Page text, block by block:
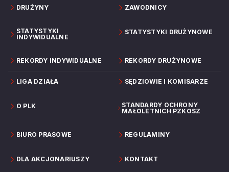
DRUŻYNY ZAWODNICY
STATYSTYKI
INDYWIDUALNE
STATYSTYKI DRUŻYNOWE
REKORDY INDYWIDUALNE REKORDY DRUŻYNOWE
LIGA DZIAŁA SĘDZIOWIE I KOMISARZE
O PLK
STANDARDY OCHRONY
MAŁOLETNICH PZKOSZ
BIURO PRASOWE REGULAMINY
DLA AKCJONARIUSZY KONTAKT